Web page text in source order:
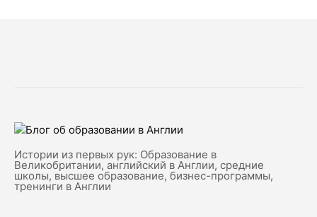
Истории из первых рук: Образование в
Великобритании, английский в Англии, средние
школы, высшее образование, бизнес-программы,
тренинги в Англии